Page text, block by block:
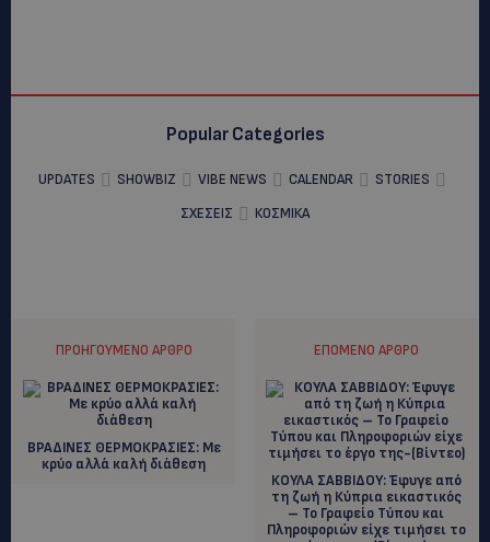
Popular Categories
UPDATES SHOWBIZ VIBE NEWS CALENDAR
STORIES
ΣΧΕΣΕΙΣ
ΚΟΣΜΙΚΑ
ΠΡΟΗΓΟΎΜΕΝΟ ΆΡΘΡΟ
ΒΡΑΔΙΝΕΣ ΘΕΡΜΟΚΡΑΣΙΕΣ: Mε
κρύο αλλά καλή διάθεση
ΕΠΌΜΕΝΟ ΆΡΘΡΟ
ΚΟΥΛΑ ΣΑΒΒΙΔΟΥ: Έφυγε από
τη ζωή η Κύπρια εικαστικός
– Το Γραφείο Τύπου και
Πληροφοριών είχε τιμήσει το